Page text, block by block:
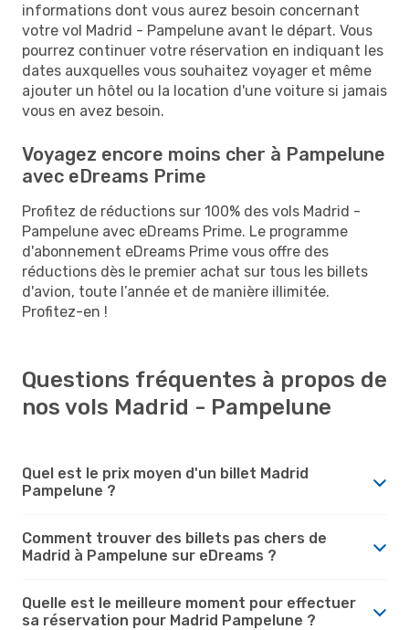
informations dont vous aurez besoin concernant
votre vol Madrid - Pampelune avant le départ. Vous
pourrez continuer votre réservation en indiquant les
dates auxquelles vous souhaitez voyager et même
ajouter un hôtel ou la location d'une voiture si jamais
vous en avez besoin.
Voyagez encore moins cher à Pampelune
avec eDreams Prime
Profitez de réductions sur 100% des vols Madrid -
Pampelune avec eDreams Prime. Le programme
d'abonnement eDreams Prime vous offre des
réductions dès le premier achat sur tous les billets
d'avion, toute l’année et de manière illimitée.
Profitez-en !
Questions fréquentes à propos de
nos vols Madrid - Pampelune
Quel est le prix moyen d'un billet Madrid
Pampelune ?
Comment trouver des billets pas chers de
Madrid à Pampelune sur eDreams ?
Quelle est le meilleure moment pour effectuer
sa réservation pour Madrid Pampelune ?